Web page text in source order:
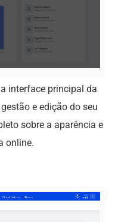
interface principal da
e edição do seu
sobre a aparência e
online.